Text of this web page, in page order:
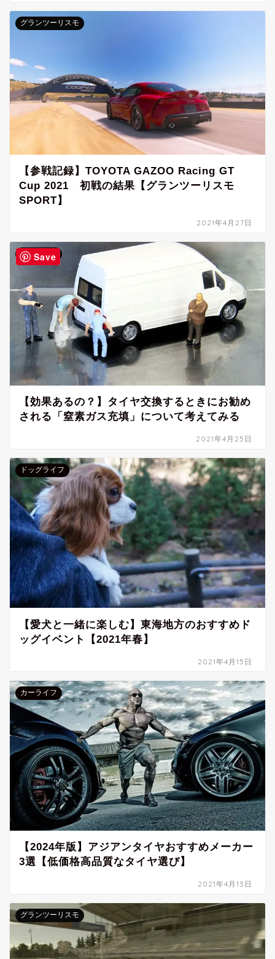
グランツーリスモ
【参戦記録】TOYOTA GAZOO Racing GT
Cup 2021 初戦の結果【グランツーリスモ
SPORT】
2021年4月27日
カーライフ
【効果あるの？】タイヤ交換するときにお勧め
される「窒素ガス充填」について考えてみる
2021年4月25日
ドッグライフ
【愛犬と一緒に楽しむ】東海地方のおすすめド
ッグイベント【2021年春】
2021年4月15日
カーライフ
【2024年版】アジアンタイヤおすすめメーカー
3選【低価格高品質なタイヤ選び】
2021年4月13日
グランツーリスモ
Save